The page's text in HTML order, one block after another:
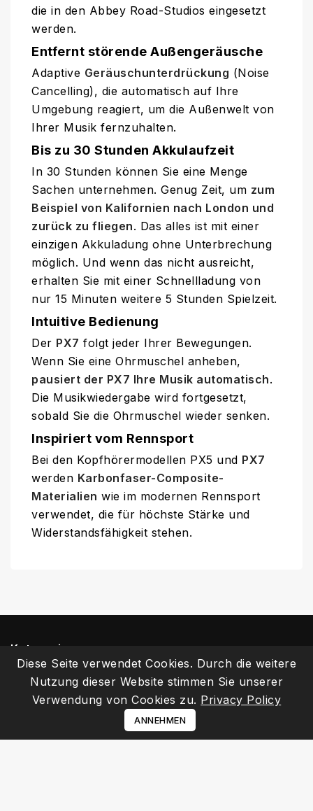
die in den Abbey Road-Studios eingesetzt
werden.
Entfernt störende Außengeräusche
Adaptive Geräuschunterdrückung (Noise
Cancelling), die automatisch auf Ihre
Umgebung reagiert, um die Außenwelt von
Ihrer Musik fernzuhalten.
Bis zu 30 Stunden Akkulaufzeit
In 30 Stunden können Sie eine Menge
Sachen unternehmen. Genug Zeit, um zum
Beispiel von Kalifornien nach London und
zurück zu fliegen. Das alles ist mit einer
einzigen Akkuladung ohne Unterbrechung
möglich. Und wenn das nicht ausreicht,
erhalten Sie mit einer Schnellladung von
nur 15 Minuten weitere 5 Stunden Spielzeit.
Intuitive Bedienung
Der PX7 folgt jeder Ihrer Bewegungen.
Wenn Sie eine Ohrmuschel anheben,
pausiert der PX7 Ihre Musik automatisch.
Die Musikwiedergabe wird fortgesetzt,
sobald Sie die Ohrmuschel wieder senken.
Inspiriert vom Rennsport
Bei den Kopfhörermodellen PX5 und PX7
werden Karbonfaser-Composite-
Materialien wie im modernen Rennsport
verwendet, die für höchste Stärke und
Widerstandsfähigkeit stehen.
Kategorien
Informationen
Diese Seite verwendet Cookies. Durch die weitere
Nutzung dieser Website stimmen Sie unserer
Verwendung von Cookies zu. Privacy Policy
ANNEHMEN